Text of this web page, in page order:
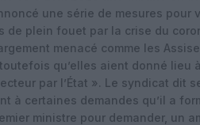
une série de mesures pour
de plein fouet par la crise du
menacé comme les
qu’elles aient donné lieu
par l’État ». Le syndicat dit
à certaines demandes qu’il a
ministre pour demander, un